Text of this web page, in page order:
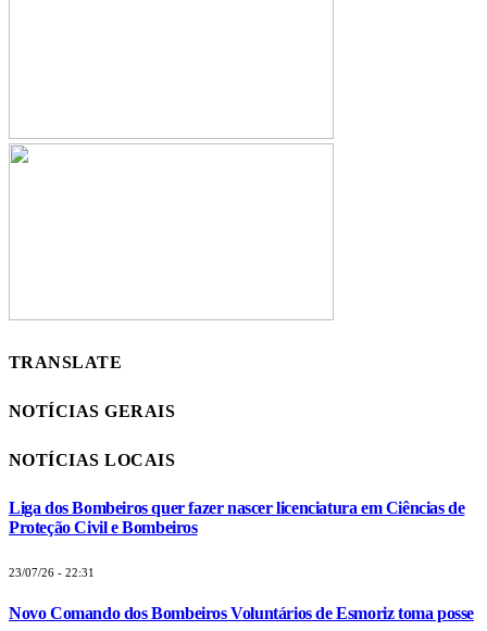
TRANSLATE
NOTÍCIAS GERAIS
NOTÍCIAS LOCAIS
Liga dos Bombeiros quer fazer nascer licenciatura em Ciências de
Proteção Civil e Bombeiros
23/07/26 - 22:31
Novo Comando dos Bombeiros Voluntários de Esmoriz toma posse